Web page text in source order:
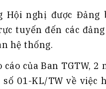
Hội nghị được Đảng
tuyến đến các
hệ thống.
cáo của Ban TGTW,
01-KL/TW về việc